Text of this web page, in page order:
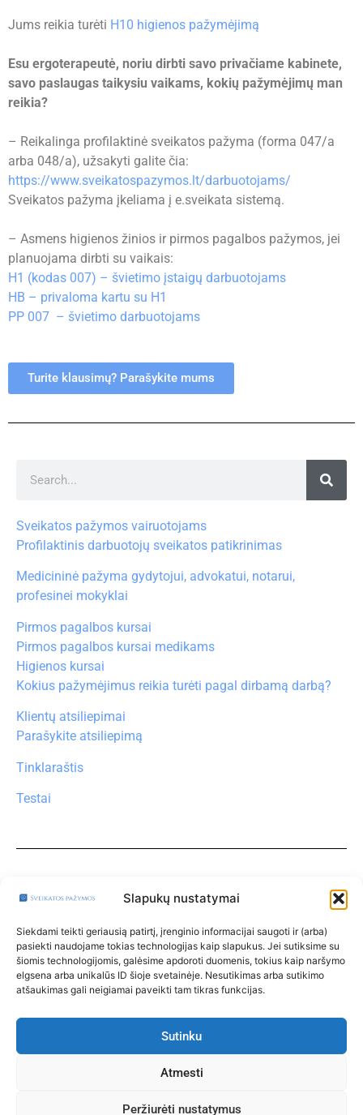
Slapukų nustatymai
Siekdami teikti geriausią patirtį, įrenginio informacijai saugoti ir (arba)
pasiekti naudojame tokias technologijas kaip slapukus. Jei sutiksime su
šiomis technologijomis, galėsime apdoroti duomenis, tokius kaip naršymo
elgsena arba unikalūs ID šioje svetainėje. Nesutikimas arba sutikimo
atšaukimas gali neigiamai paveikti tam tikras funkcijas.
Sutinku
Atmesti
Peržiurėti nustatymus
Jums reikia turėti H10 higienos pažymėjimą
Esu ergoterapeutė, noriu dirbti savo privačiame kabinete,
savo paslaugas taikysiu vaikams, kokių pažymėjimų man
reikia?
– Reikalinga profilaktinė sveikatos pažyma (forma 047/a
arba 048/a), užsakyti galite čia:
https://www.sveikatospazymos.lt/darbuotojams/
Sveikatos pažyma įkeliama į e.sveikata sistemą.​
– Asmens higienos žinios ir pirmos pagalbos pažymos, jei
planuojama dirbti su vaikais:
H1 (kodas 007) – švietimo įstaigų darbuotojams
HB – privaloma kartu su H1
PP 007 – švietimo darbuotojams
Turite klausimų? Parašykite mums
Sveikatos pažymos vairuotojams
Profilaktinis darbuotojų sveikatos patikrinimas
Medicininė pažyma gydytojui, advokatui, notarui,
profesinei mokyklai
Pirmos pagalbos kursai
Pirmos pagalbos kursai medikams
Higienos kursai
Kokius pažymėjimus reikia turėti pagal dirbamą darbą?
Klientų atsiliepimai
Parašykite atsiliepimą
Tinklaraštis
Testai
Klinikos
Taisyklės
Privatumo politika
© 2013 – 2026 SVEIKATOS PAŽYMOS – Visos tesės